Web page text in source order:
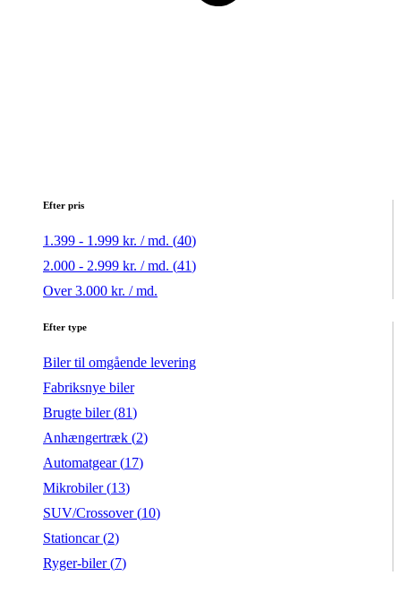
Efter pris
1.399 - 1.999 kr. / md. (40)
2.000 - 2.999 kr. / md. (41)
Over 3.000 kr. / md.
Efter type
Biler til omgående levering
Fabriksnye biler
Brugte biler (81)
Anhængertræk (2)
Automatgear (17)
Mikrobiler (13)
SUV/Crossover (10)
Stationcar (2)
Ryger-biler (7)